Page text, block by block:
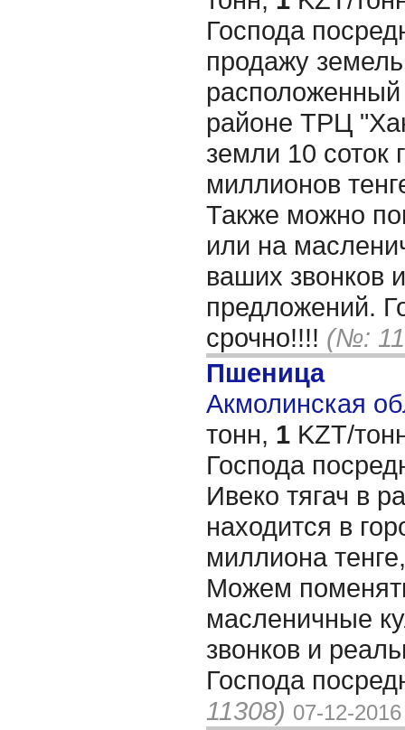
Господа
продажу
расположенный
районе ТРЦ
земли 10 соток
миллионов
Также можно
или на
ваших звонков
предложений.
срочно!!!! (№:
Пшеница
Акмолинская
тонн, 1 KZT/
Господа
Ивеко тягач в
находится в
миллиона
Можем
масленичные
звонков и
Господа
11308) 07-12-2016